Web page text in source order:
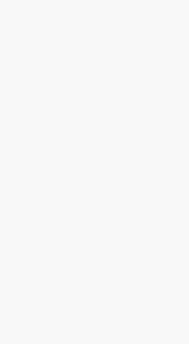
chính: cao nhất là
gặp Sao Minh Đường
bảng dưới.
giảm điểm.
Nguy kéo giảm điểm.